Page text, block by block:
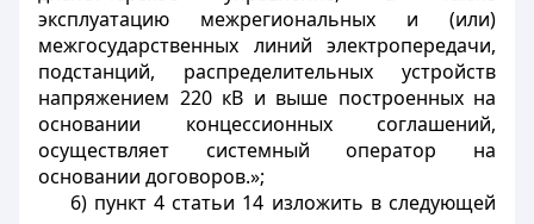
эксплуатацию межрегиональных и (или)
межгосударственных линий электропередачи,
подстанций, распределительных устройств
напряжением 220 кВ и выше построенных на
основании концессионных соглашений,
осуществляет системный оператор на
основании договоров.»;
6) пункт 4 статьи 14 изложить в следующей